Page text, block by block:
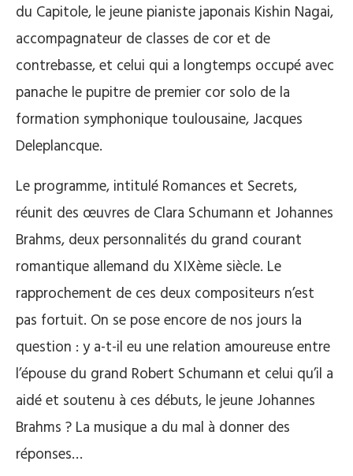
du Capitole, le jeune pianiste japonais Kishin Nagai,
accompagnateur de classes de cor et de
contrebasse, et celui qui a longtemps occupé avec
panache le pupitre de premier cor solo de la
formation symphonique toulousaine, Jacques
Deleplancque.
Le programme, intitulé Romances et Secrets,
réunit des œuvres de Clara Schumann et Johannes
Brahms, deux personnalités du grand courant
romantique allemand du XIXème siècle. Le
rapprochement de ces deux compositeurs n’est
pas fortuit. On se pose encore de nos jours la
question : y a-t-il eu une relation amoureuse entre
l’épouse du grand Robert Schumann et celui qu’il a
aidé et soutenu à ces débuts, le jeune Johannes
Brahms ? La musique a du mal à donner des
réponses…